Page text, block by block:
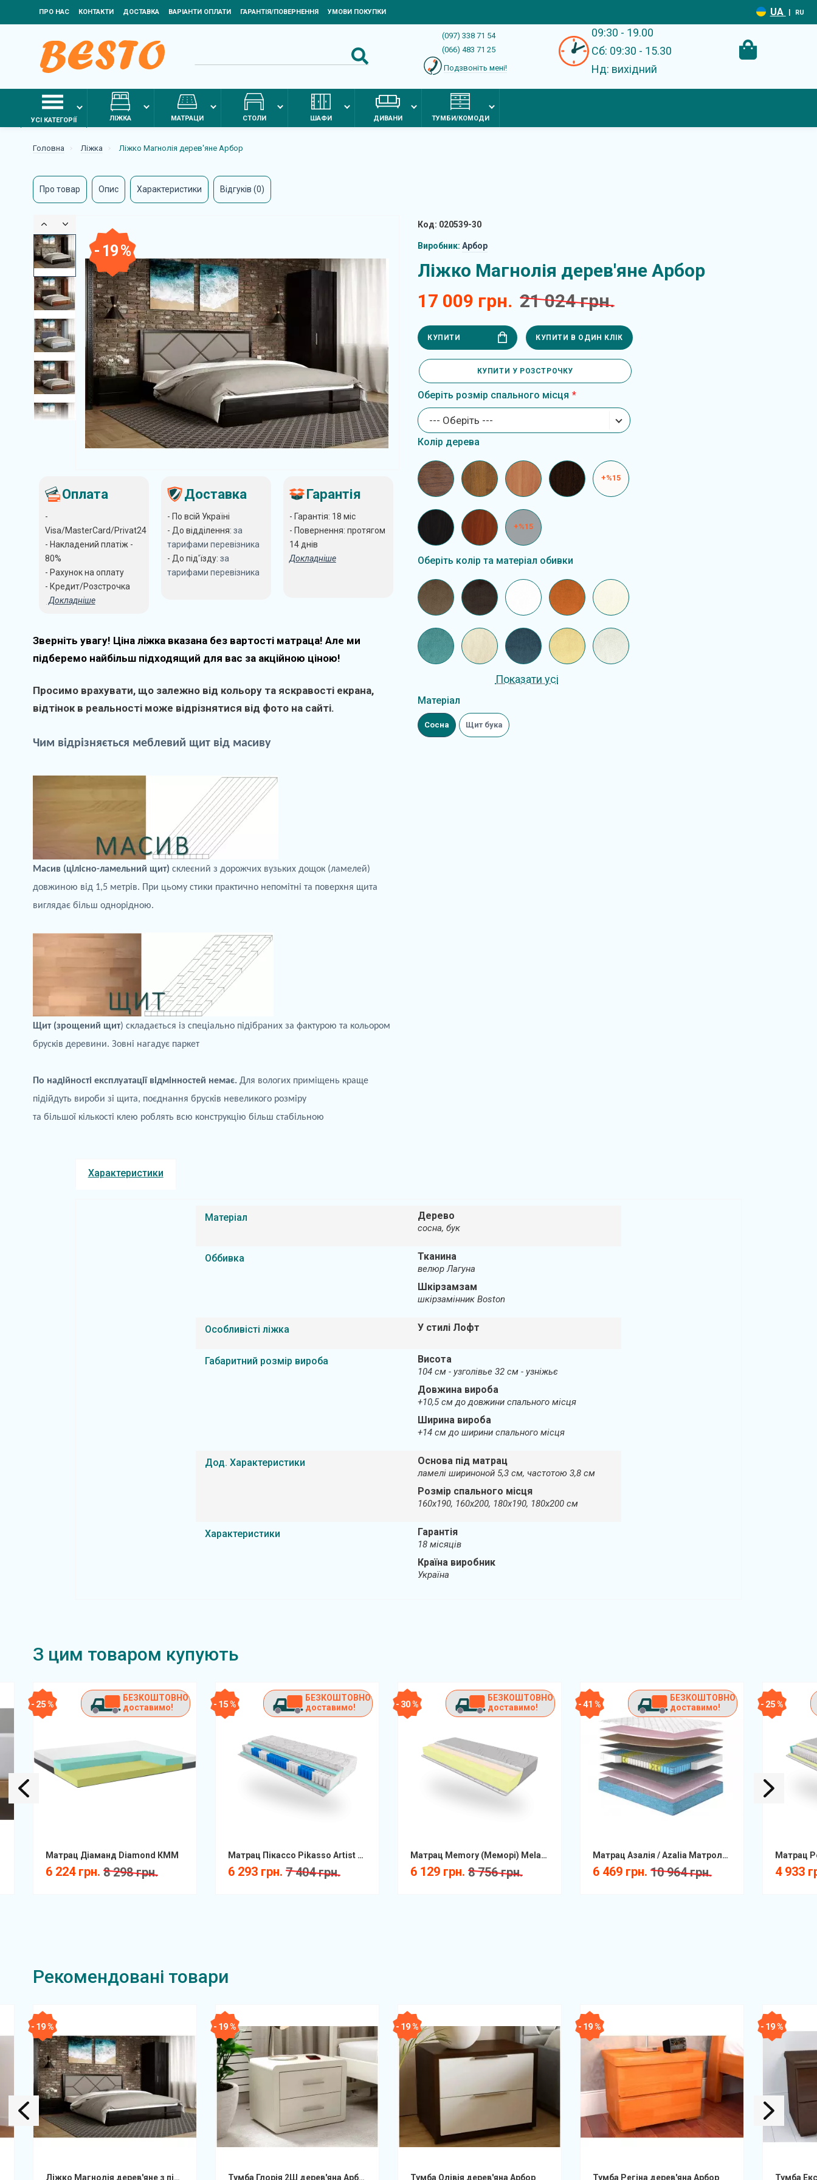
ПРО НАС КОНТАКТИ ДОСТАВКА ВАРІАНТИ ОПЛАТИ ГАРАНТІЯ/ПОВЕРНЕННЯ УМОВИ ПОКУПКИ UA | RU
(097) 338 71 54
(066) 483 71 25
Подзвоніть мені!
09:30 - 19.00
Сб: 09:30 - 15.30
Нд: вихідний
УСІ КАТЕГОРІЇ ЛІЖКА МАТРАЦИ СТОЛИ ШАФИ ДИВАНИ ТУМБИ/КОМОДИ
Головна Ліжка Ліжко Магнолія дерев'яне Арбор
Про товар Опис Характеристики Відгуків (0)
- 19 %
Оплата
-
Visa/MasterCard/Privat24
- Накладений платіж -
80%
- Рахунок на оплату
- Кредит/Розстрочка
Докладніше
Доставка
- По всій Україні
- До відділення: за
тарифами перевізника
- До під'їзду: за
тарифами перевізника
Гарантія
- Гарантія: 18 міс
- Повернення: протягом
14 днів
Докладніше
Зверніть увагу! Ціна ліжка вказана без вартості матраца! Але ми
підберемо найбільш підходящий для вас за акційною ціною!
Просимо врахувати, що залежно від кольору та яскравості екрана,
відтінок в реальності може відрізнятися від фото на сайті.
Чим відрізняється меблевий щит від масиву
Масив (цілісно-ламельний щит) склеєний з дорожчих вузьких дощок(ламелей)
довжиною від 1,5 метрів. При цьому стики практично непомітні та поверхня щита
виглядає більш однорідною.
Щит (зрощений щит) складається із спеціально підібраних за фактурою та кольором
брусків деревини. Зовні нагадує паркет
По надійності експлуатації відмінностей немає.Для вологих приміщень краще
підійдуть вироби зі щита, поєднання брусків невеликого розміру
та більшої кількості клею роблять всю конструкцію більш стабільною
Код: 020539-30
Виробник: Арбор
Ліжко Магнолія дерев'яне Арбор
17 009 грн. 21 024 грн.
КУПИТИ КУПИТИ В ОДИН КЛІК
КУПИТИ У РОЗСТРОЧКУ
Оберіть розмір спального місця
--- Оберіть ---
Колір дерева
+%15
+%15
Оберіть колір та матеріал обивки
Показати усі
Матеріал
Сосна Щит бука
Характеристики
Матеріал Дерево
сосна, бук
Оббивка Тканина
велюр Лагуна
Шкірзамзам
шкірзамінник Boston
Особливісті ліжка У стилі Лофт
Габаритний розмір вироба Висота
104 см - узголівье 32 см - узніжьє
Довжина вироба
+10,5 см до довжини спального місця
Ширина вироба
+14 см до ширини спального місця
Дод. Характеристики Основа під матрац
ламелі шириноной 5,3 см, частотою 3,8 см
Розмір спального місця
160х190, 160х200, 180х190, 180х200 см
Характеристики Гарантія
18 місяців
Країна виробник
Україна
З цим товаром купують
- 25 %
БЕЗКОШТОВНО
доставимо!
Матрац Діаманд Diamond КММ
6 224 грн. 8 298 грн.
- 15 %
БЕЗКОШТОВНО
доставимо!
Матрац Пікассо Pikasso Artist КММ
6 293 грн. 7 404 грн.
- 30 %
БЕЗКОШТОВНО
доставимо!
Матрац Memory (Меморі) Melange КММ
6 129 грн. 8 756 грн.
- 41 %
БЕЗКОШТОВНО
доставимо!
Матрац Азалія / Azalia Матролюкс
6 469 грн. 10 964 грн.
- 25 %
4 933
Рекомендовані товари
- 19 %
Ліжко Магнолія дерев'яне з підйомним механізмом Арбор
- 19 %
Тумба Глорія 2Ш дерев'яна Арбор
- 19 %
Тумба Олівія дерев'яна Арбор
- 19 %
Тумба Регіна дерев'яна Арбор
- 19 %